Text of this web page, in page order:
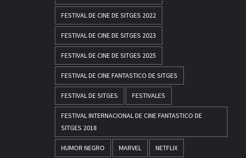
FESTIVAL DE CINE DE SITGES 2022
FESTIVAL DE CINE DE SITGES 2023
FESTIVAL DE CINE DE SITGES 2025
FESTIVAL DE CINE FANTASTICO DE SITGES
FESTIVAL DE SITGES FESTIVALES
FESTIVAL INTERNACIONAL DE CINE FANTASTICO DE
SITGES 2018
HUMOR NEGRO MARVEL NETFLIX